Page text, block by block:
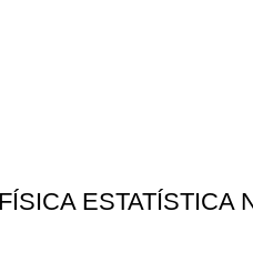
ESTATÍSTICA